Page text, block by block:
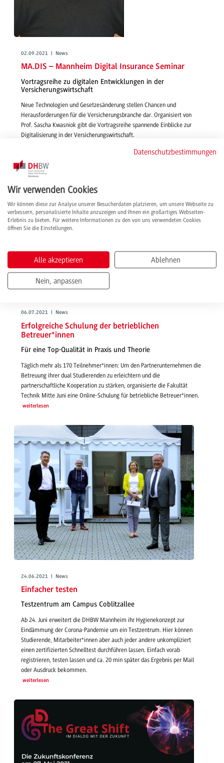
02.09.2021 | News
MA.DIS – Mannheim Digital Insurance Seminar
Vortragsreihe zu digitalen Entwicklungen in der
Versicherungswirtschaft
Neue Technologien und Gesetzesänderung stellen Chancen und
Herausforderungen für die Versicherungsbranche dar. Organisiert von
Prof. Sascha Kwasniok gibt die Vortragsreihe spannende Einblicke zur
Digitalisierung in der Versicherungswirtschaft.
06.07.2021 | News
Erfolgreiche Schulung der betrieblichen
Betreuer*innen
Für eine Top-Qualität in Praxis und Theorie
Täglich mehr als 170 Teilnehmer*innen: Um den Partnerunternehmen die
Betreuung ihrer dual Studierenden zu erleichtern und die
partnerschaftliche Kooperation zu stärken, organisierte die Fakultät
Technik Mitte Juni eine Online-Schulung für betriebliche Betreuer*innen.
weiterlesen
24.06.2021 | News
Einfacher testen
Testzentrum am Campus Coblitzallee
Ab 24. Juni erweitert die DHBW Mannheim ihr Hygienekonzept zur
Eindämmung der Corona-Pandemie um ein Testzentrum. Hier können
Studierende, Mitarbeiter*innen aber auch jeder andere unkompliziert
einen zertifizierten Schnelltest durchführen lassen. Einfach vorab
registrieren, testen lassen und ca. 20 min später das Ergebnis per Mail
oder Ausdruck bekommen.
weiterlesen
Datenschutzbestimmungen
Wir verwenden Cookies
Wir können diese zur Analyse unserer Besucherdaten platzieren, um unsere Webseite zu
verbessern, personalisierte Inhalte anzuzeigen und Ihnen ein großartiges Webseiten-
Erlebnis zu bieten. Für weitere Informationen zu den von uns verwendeten Cookies
öffnen Sie die Einstellungen.
Alle akzeptieren Ablehnen
Nein, anpassen